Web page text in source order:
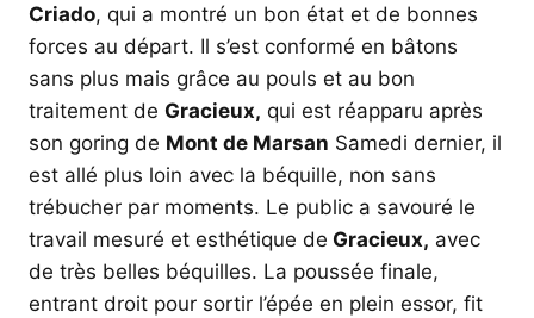
Criado, qui a montré un bon état et de bonnes
forces au départ. Il s’est conformé en bâtons
sans plus mais grâce au pouls et au bon
traitement de Gracieux, qui est réapparu après
son goring de Mont de Marsan Samedi dernier, il
est allé plus loin avec la béquille, non sans
trébucher par moments. Le public a savouré le
travail mesuré et esthétique de Gracieux, avec
de très belles béquilles. La poussée finale,
entrant droit pour sortir l’épée en plein essor, fit